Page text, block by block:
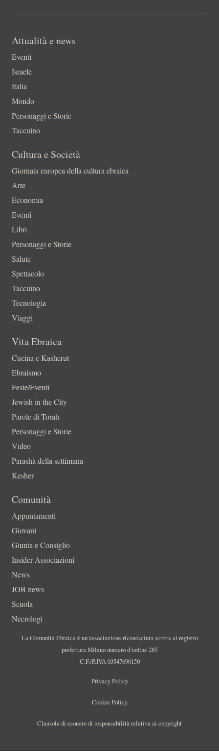
Attualità e news
Eventi
Israele
Italia
Mondo
Personaggi e Storie
Taccuino
Cultura e Società
Giornata europea della cultura ebraica
Arte
Economia
Eventi
Libri
Personaggi e Storie
Salute
Spettacolo
Taccuino
Tecnologia
Viaggi
Vita Ebraica
Cucina e Kasherut
Ebraismo
Feste/Eventi
Jewish in the City
Parole di Torah
Personaggi e Storie
Video
Parashà della settimana
Kesher
Comunità
Appuntamenti
Giovani
Giunta e Consiglio
Insider-Associazioni
News
JOB news
Scuola
Necrologi
La Comunità Ebraica è un’associazione riconosciuta scritta al registro
prefettura Milano numero d’ordine 285
C.F./P.IVA 03547690150
Privacy Policy
Cookie Policy
Clausola di esonero di responsabilità relativa ai copyright